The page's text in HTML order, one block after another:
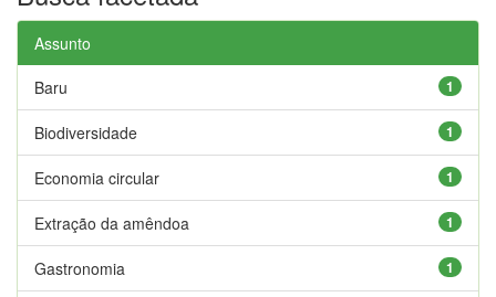
Assunto
1
Baru
1
Biodiversidade
1
Economia circular
1
Extração da amêndoa
1
Gastronomia